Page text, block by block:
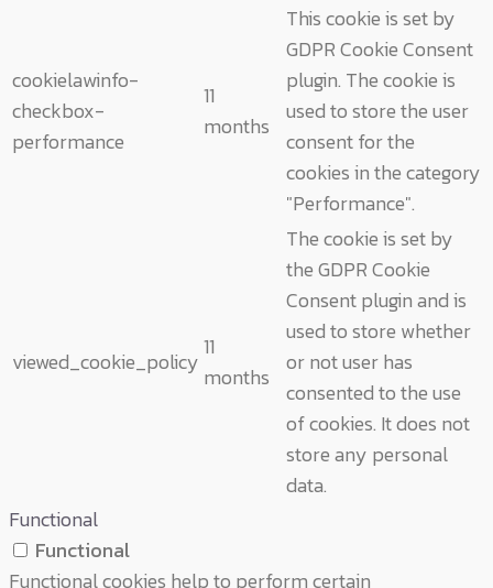
cookielawinfo-
checkbox-
performance
11
months
This cookie is set by
GDPR Cookie Consent
plugin. The cookie is
used to store the user
consent for the
cookies in the category
"Performance".
viewed_cookie_policy
11
months
The cookie is set by
the GDPR Cookie
Consent plugin and is
used to store whether
or not user has
consented to the use
of cookies. It does not
store any personal
data.
Functional
Functional
Functional cookies help to perform certain